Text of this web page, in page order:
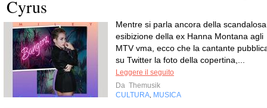
Cyrus
Mentre si parla ancora della scandalosa
esibizione della ex Hanna Montana agli
MTV vma, ecco che la cantante
su Twitter la foto della copertina,...
Leggere il seguito
Da Themusik
CULTURA MUSICA